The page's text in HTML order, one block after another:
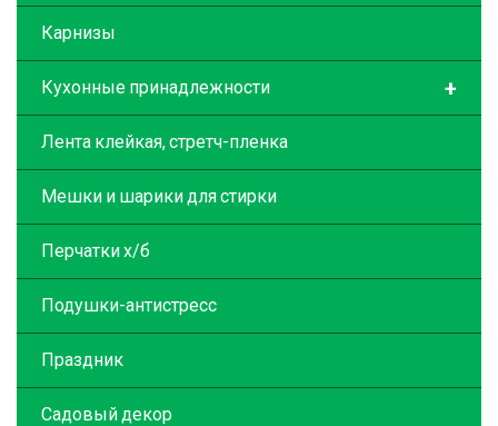
Карнизы
+
Кухонные принадлежности
Лента клейкая, стретч-пленка
Мешки и шарики для стирки
Перчатки х/б
Подушки-антистресс
Праздник
Садовый декор